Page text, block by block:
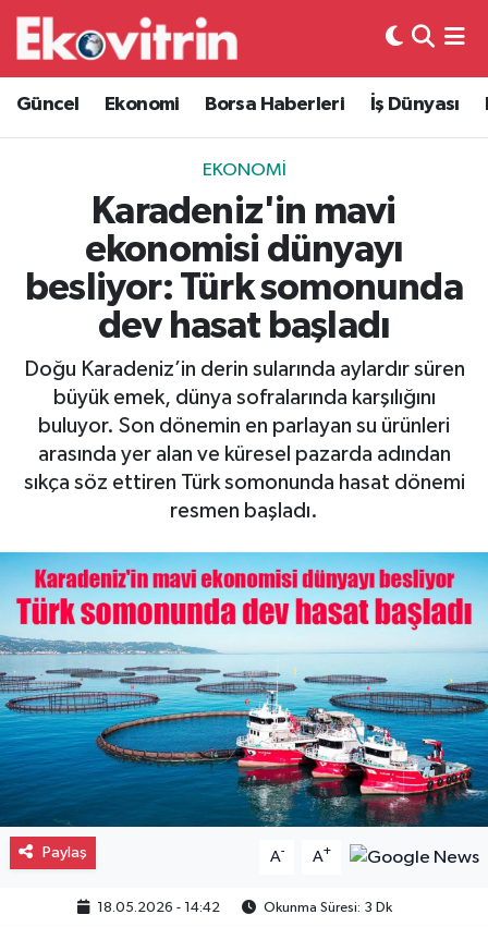
Güncel Ekonomi Borsa Haberleri İş Dünyası
EKONOMI
Karadeniz'in mavi
ekonomisi dünyayı
besliyor: Türk somonunda
dev hasat başladı
Doğu Karadeniz’in derin sularında aylardır süren
büyük emek, dünya sofralarında karşılığını
buluyor. Son dönemin en parlayan su ürünleri
arasında yer alan ve küresel pazarda adından
sıkça söz ettiren Türk somonunda hasat dönemi
resmen başladı.
Paylaş A- A+
18.05.2026 - 14:42 Okunma Süresi: 3 Dk
Güncel
Ekonomi
Borsa Haberleri
İş Dünyası
Lojistik
Otovitrin
Asayiş
Magazin
Spor
Eğitim
Hava Durumu
Trafik Durumu
Süper Lig Puan Durumu ve Fikstür
Tüm Manşetler
Son Dakika Haberleri
Haber Arşivi